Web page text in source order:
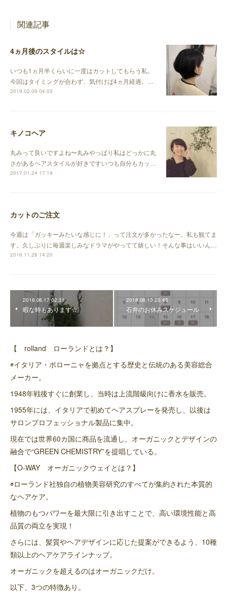
関連記事
4ヵ月後のスタイルは☆
いつも1ヵ月半くらいに一度はカットしてもらう私。
今回はタイミングが合わず、気付けば4ヵ月経過。…
2019.02.09 04:03
キノコヘア
丸みって良いですよね〜丸みやっぱり私はどっかに丸
さがあるヘアスタイルが好きですいつも自分もカッ…
2017.01.24 17:19
カットのご注文
今週は「ガッキーみたいな感じに！」って注文が多かったなー。私も観てま
す。久しぶりに毎週楽しみなドラマがやってて嬉しい！そんな事はいいん…
2016.11.28 14:20
2018.08.17 02:31
暇な時もあります☆
2018.08.13 23:45
石井のお休みスケジュール
【 rolland ローランドとは？】
◉イタリア・ボローニャを拠点とする歴史と伝統のある美容総合
メーカー。
1948年戦後すぐに創業し、当時は上流階級向けに香水を販売。
1955年には、イタリアで初めてヘアスプレーを発売し、以後は
サロンプロフェッショナル製品に集中。
現在では世界60カ国に商品を流通し、オーガニックとデザインの
融合で“GREEN CHEMISTRY”を提唱している。
【O-WAY オーガニックウェイとは？】
◉ローランド社独自の植物美容研究のすべてが集約された本質的
なヘアケア。
植物のもつパワーを最大限に引き出すことで、高い環境性能と高
品質の両立を実現！
さらには、髪質やヘアデザインに応じた提案ができるよう、10種
類以上のヘアケアラインナップ。
オーガニックを超えるのはオーガニックだけ。
以下、3つの特徴あり。